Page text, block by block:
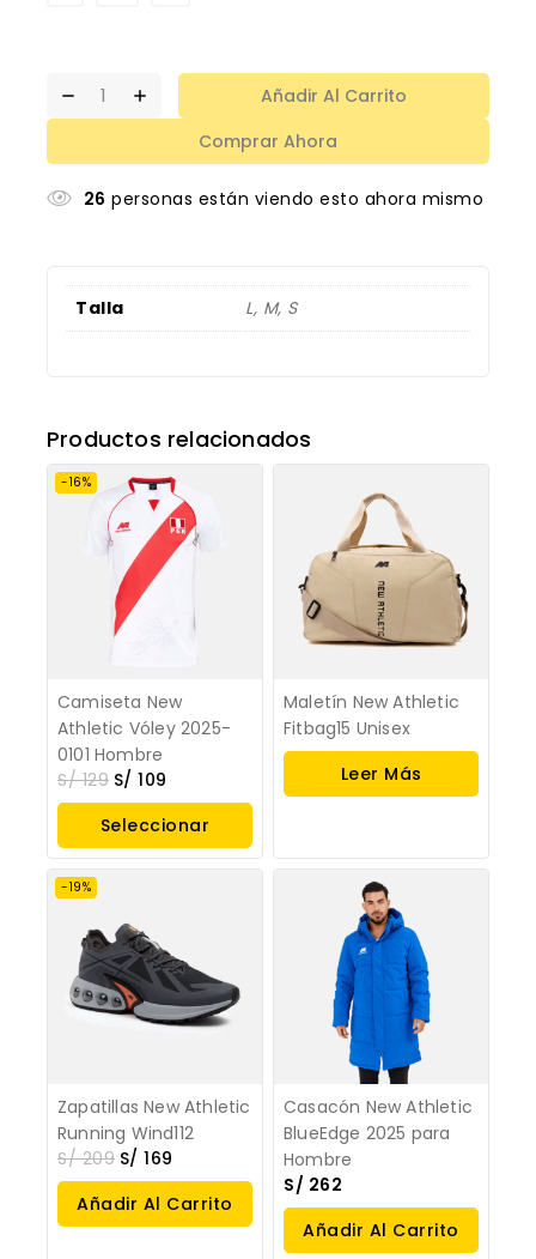
Añadir Al Carrito
Comprar Ahora
26 personas están viendo esto ahora mismo
Talla L, M, S
Productos relacionados
-16%
Camiseta New
Athletic Vóley 2025-
0101 Hombre
S/129 S/ 109
Seleccionar
Opciones
Maletín New Athletic
Fitbag15 Unisex
Leer Más
-19%
Zapatillas New Athletic
Running Wind112
S/209 S/ 169
Añadir Al Carrito
Casacón New Athletic
BlueEdge 2025 para
Hombre
S/ 262
Añadir Al Carrito